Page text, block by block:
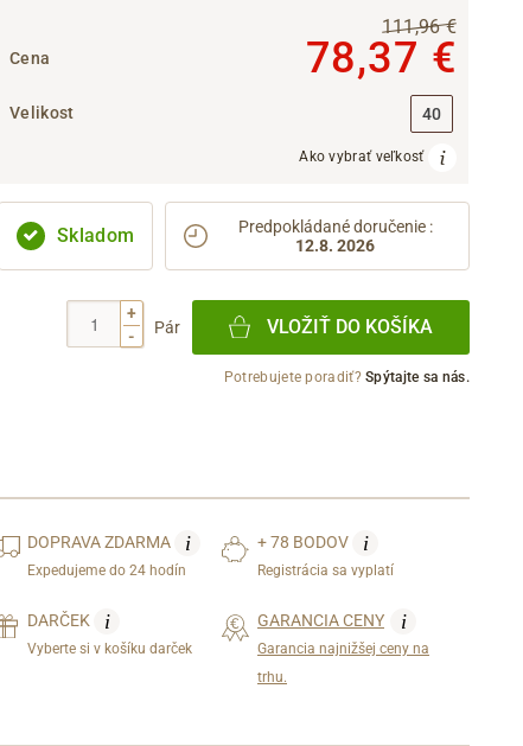
Cena
111,96 €
78,37 €
Velikost 40
Ako vybrať veľkosť
Skladom Predpokládané doručenie :
12.8. 2026
+
-
Pár VLOŽIŤ DO KOŠÍKA
Potrebujete poradiť?Spýtajte sa nás.
DOPRAVAZDARMA i
Expedujeme do 24 hodín
+ 78 BODOV i
Registrácia sa vyplatí
DARČEK i
Vyberte si v košíku darček
GARANCIA CENY i
Garancia najnižšej ceny na
trhu.